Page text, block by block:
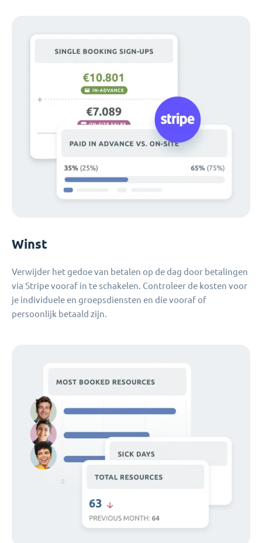
Winst
Verwijder het gedoe van betalen op de dag door betalingen
via Stripe vooraf in te schakelen. Controleer de kosten voor
je individuele en groepsdiensten en die vooraf of
persoonlijk betaald zijn.